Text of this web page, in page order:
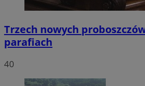
Trzech nowych
parafiach
40